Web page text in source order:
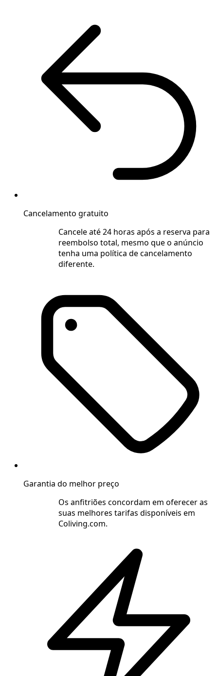
Cancelamento gratuito
Cancele até 24 horas após a reserva para
reembolso total, mesmo que o anúncio
tenha uma política de cancelamento
diferente.
Garantia do melhor preço
Os anfitriões concordam em oferecer as
suas melhores tarifas disponíveis em
Coliving.com.